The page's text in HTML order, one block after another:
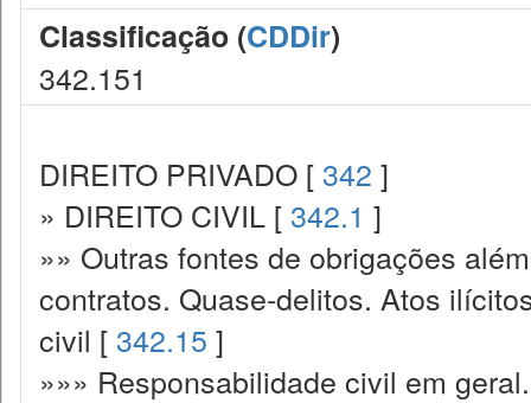
Classificação (CDDir)
342.151
DIREITO PRIVADO [ 342 ]
» DIREITO CIVIL [ 342.1 ]
»» Outras fontes de obrigações
contratos. Quase-delitos. Atos
civil [ 342.15 ]
»»» Responsabilidade civil em